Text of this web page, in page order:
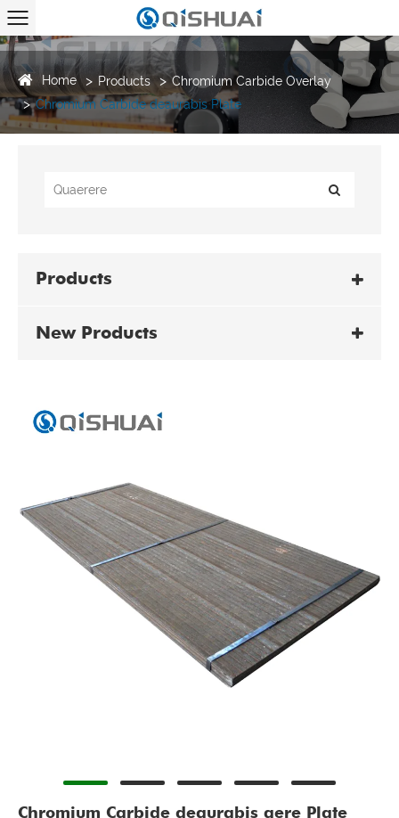
Home Products
Chromium Carbide Overlay
Chromium Carbide deaurabis Plate
Products
New Products
Chromium Carbide deaurabis gere Plate